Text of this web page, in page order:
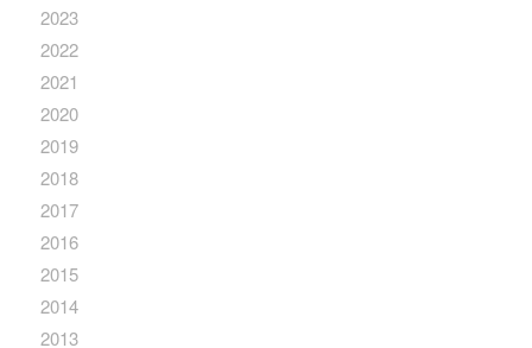
2023
2022
2021
2020
2019
2018
2017
2016
2015
2014
2013